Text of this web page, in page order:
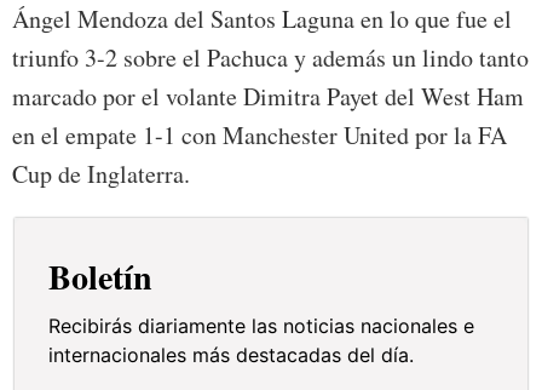
Ángel Mendoza del Santos Laguna en lo que fue el
triunfo 3-2 sobre el Pachuca y además un lindo tanto
marcado por el volante Dimitra Payet del West Ham
en el empate 1-1 con Manchester United por la FA
Cup de Inglaterra.
Boletín
Recibirás diariamente las noticias nacionales e
internacionales más destacadas del día.